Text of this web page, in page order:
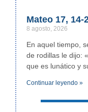
Mateo 17, 14-
8 agosto, 2026
En aquel tiempo,
de rodillas le dijo:
que es lunático y
Continuar leyendo »